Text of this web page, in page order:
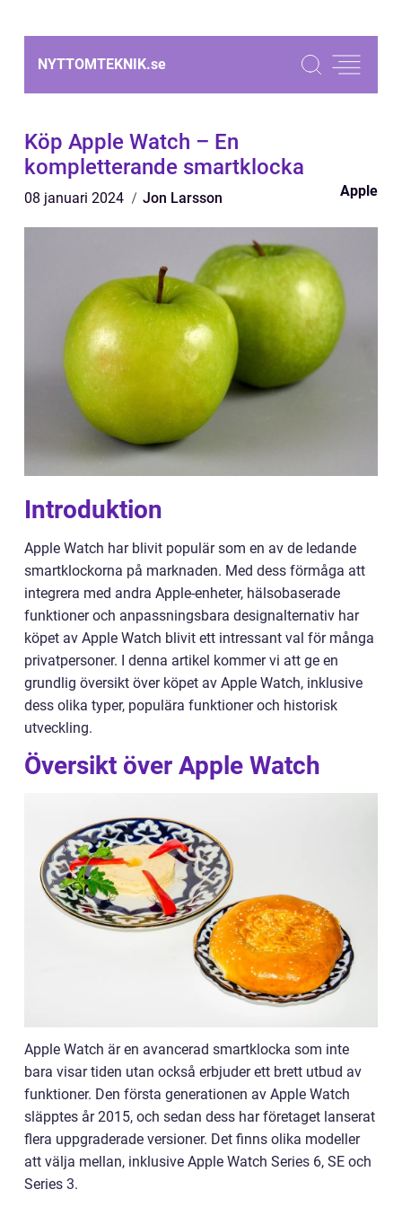
NYTTOMTEKNIK.se
Köp Apple Watch – En
kompletterande smartklocka
08 januari 2024 Jon Larsson Apple
Introduktion
Apple Watch har blivit populär som en av de ledande
smartklockorna på marknaden. Med dess förmåga att
integrera med andra Apple-enheter, hälsobaserade
funktioner och anpassningsbara designalternativ har
köpet av Apple Watch blivit ett intressant val för många
privatpersoner. I denna artikel kommer vi att ge en
grundlig översikt över köpet av Apple Watch, inklusive
dess olika typer, populära funktioner och historisk
utveckling.
Översikt över Apple Watch
Apple Watch är en avancerad smartklocka som inte
bara visar tiden utan också erbjuder ett brett utbud av
funktioner. Den första generationen av Apple Watch
släpptes år 2015, och sedan dess har företaget lanserat
flera uppgraderade versioner. Det finns olika modeller
att välja mellan, inklusive Apple Watch Series 6, SE och
Series 3.